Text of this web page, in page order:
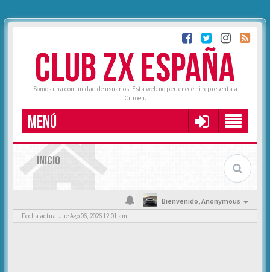
CLUB ZX ESPAÑA
Somos una comunidad de usuarios. Esta web no pertenece ni representa a
Citroën.
MENÚ
INICIO
Bienvenido,Anonymous
Fecha actual Jue Ago 06, 2026 12:01 am